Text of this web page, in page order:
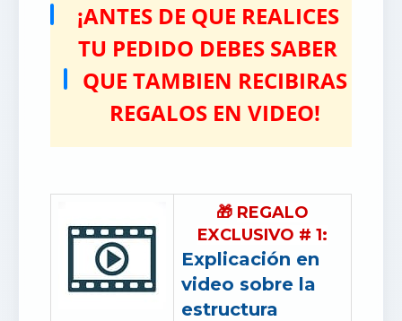
¡ANTES DE QUE REALICES
TU PEDIDO DEBES SABER
QUE TAMBIEN RECIBIRAS
REGALOS EN VIDEO!
🎁 REGALO
EXCLUSIVO # 1:
Explicación en
video sobre la
estructura